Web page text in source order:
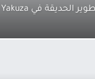
كيفية إدارة وتطوير الحديقة في Yakuza